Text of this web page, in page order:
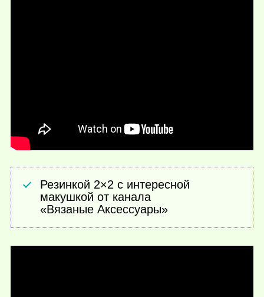
Резинкой 2×2 с интересной
макушкой от канала
«Вязаные Аксессуары»